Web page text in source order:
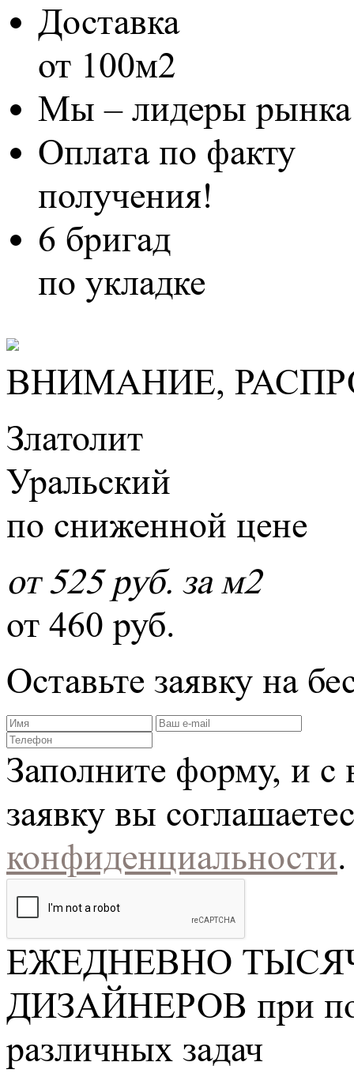
Доставка
от 100м2
Мы – лидеры
Оплата по факту
получения!
6 бригад
по укладке
ВНИМАНИЕ,
Златолит
Уральский
по сниженной цене
от 525 руб. за м2
от 460 руб.
Оставьте заявку на
Заполните форму, и с
заявку вы
конфиденциальности.
ЕЖЕДНЕВНО
ДИЗАЙНЕРОВ при
различных задач